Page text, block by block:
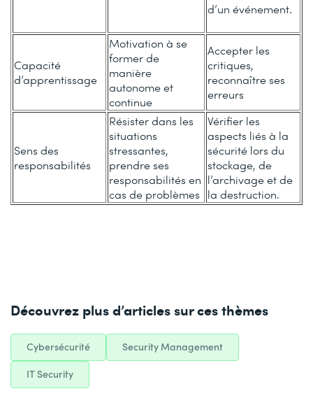
d’un événement.
Capacité
d’apprentissage
Motivation à se
former de
manière
autonome et
continue
Accepter les
critiques,
reconnaître ses
erreurs
Sens des
responsabilités
Résister dans les
situations
stressantes,
prendre ses
responsabilités en
cas de problèmes
Vérifier les
aspects liés à la
sécurité lors du
stockage, de
l’archivage et de
la destruction.
Découvrez plus d’articles sur ces thèmes
Cybersécurité Security Management
IT Security